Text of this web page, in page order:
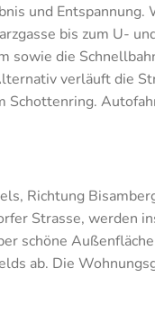
und
bis zum U-
sowie die
verläuft die
Schottenring.
Richtung
Strasse, werden
schöne
ab. Die